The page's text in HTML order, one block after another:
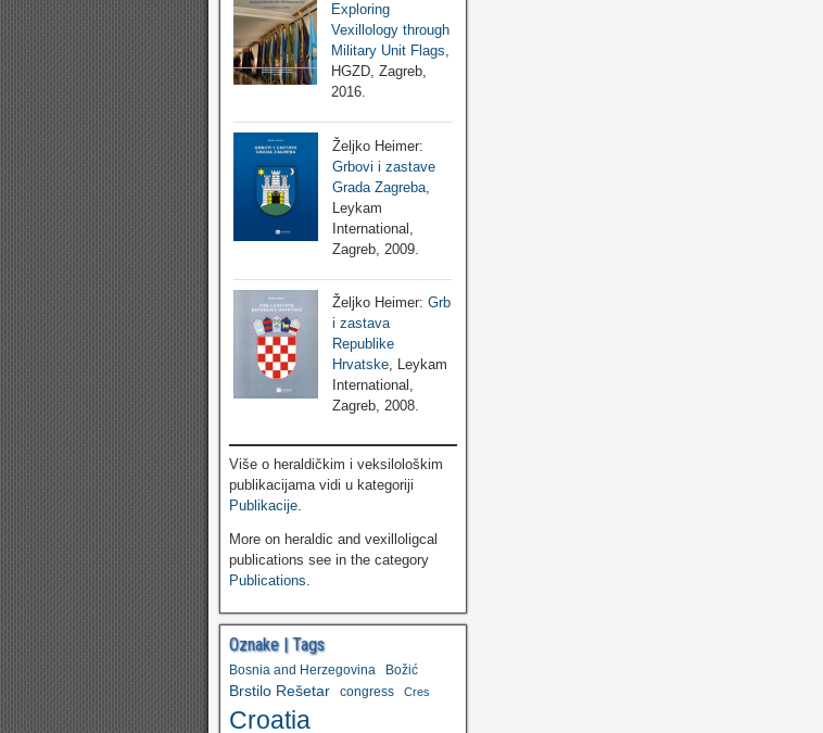
Exploring
Vexillology through
Military Unit Flags,
HGZD, Zagreb,
2016.
Željko Heimer:
Grbovi i zastave
Grada Zagreba
Leykam
International,
Zagreb, 2009.
Željko Heimer:Grb
i zastava
Republike
Hrvatske, Leykam
International,
Zagreb, 2008.
Više o heraldičkim i veksilološkim
publikacijama vidi u kategoriji
Publikacije
More on heraldic and vexilloligcal
publications see in the category
Publications
Oznake | Tags
Bosnia and Herzegovina Božić
Brstilo Rešetar congress Cres
Croatia